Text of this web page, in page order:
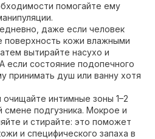
помогайте ему
даже если человек
поверхность кожи влажными
вытирайте насухо и
если состояние подопечного
принимать душ или ванну хотя
интимные зоны 1–2
смене подгузника. Мокрое и
и стирайте: это поможет
и специфического запаха в